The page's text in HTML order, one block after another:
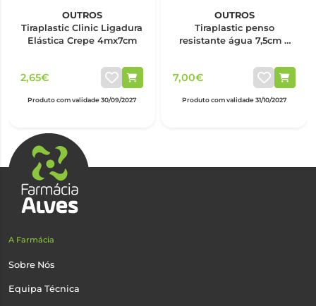
OUTROS
Tiraplastic Clinic Ligadura
Elástica Crepe 4mx7cm
2,65€
Produto com validade 30/09/2027
OUTROS
Tiraplastic penso
resistante água 7,5cm x
7,00€
Produto com validade 31/10/2027
A Farmácia
Sobre Nós
Equipa Técnica